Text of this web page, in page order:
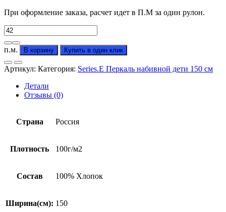
При оформление заказа, расчет идет в П.М за один рулон.
Количество
товара
Перкаль
"Лесные
животные"
(от
производителя)
п.м. В корзину Купить в один клик
Артикул: Категория: Series.E Перкаль набивной дети 150 см
Детали
Отзывы (0)
Страна Россия
Плотность 100г/м2
Состав 100% Хлопок
Ширина(см): 150